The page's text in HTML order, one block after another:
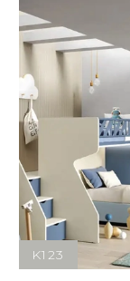
K123